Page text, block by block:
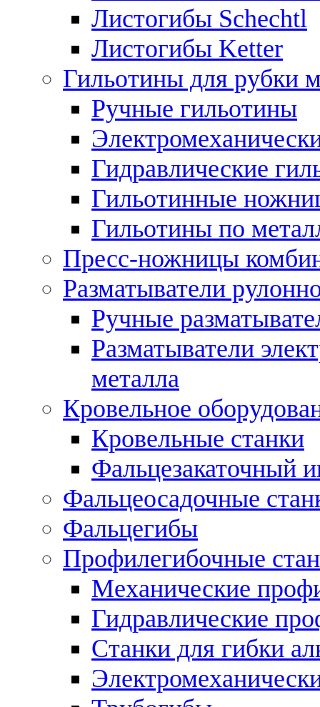
Листогибы Schechtl
Листогибы Ketter
Гильотины для рубки
Ручные гильотины
Гидравлические
Гильотинные
Гильотины по
Пресс-ножницы
Разматыватели
Ручные
Разматыватели
металла
Кровельное
Кровельные станки
Фальцезакаточный
Фальцеосадочные
Фальцегибы
Профилегибочные
Механические
Гидравлические
Станки для гибки